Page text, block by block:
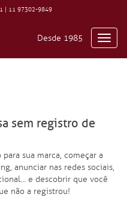
Desde 1985
| 11 97302-9849
sem registro de
sua marca, começar a
anunciar nas redes sociais,
e descobrir que você
não a registrou!